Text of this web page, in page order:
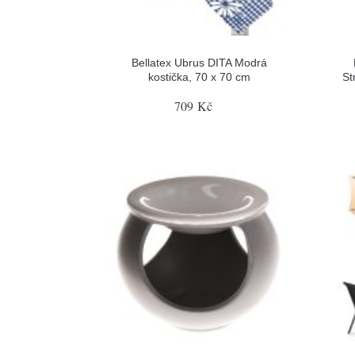
Bellatex Ubrus DITA Modrá
kostička, 70 x 70 cm
709 Kč